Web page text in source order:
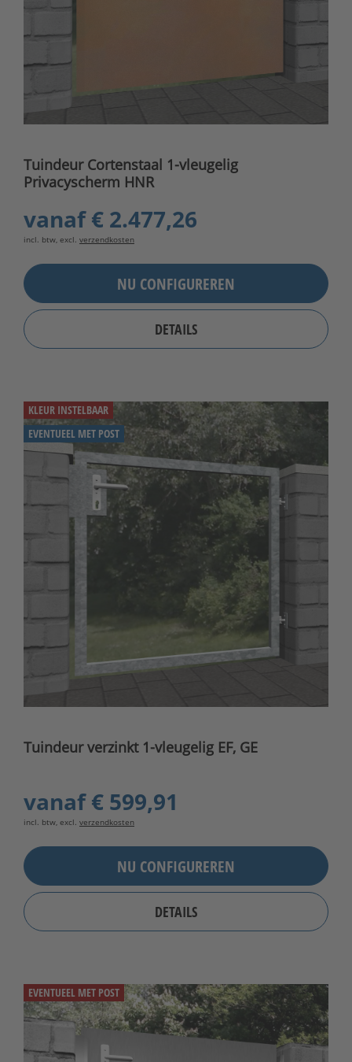
Tuindeur Cortenstaal 1-vleugelig
Privacyscherm HNR
vanaf€ 2.477,26
incl. btw, excl. verzendkosten
NU CONFIGUREREN
DETAILS
KLEUR INSTELBAAR
EVENTUEEL MET POST
Tuindeur verzinkt 1-vleugelig EF, GE
vanaf€ 599,91
incl. btw, excl. verzendkosten
NU CONFIGUREREN
DETAILS
EVENTUEEL MET POST